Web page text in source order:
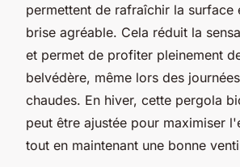
permettent de rafraîchir la surface
brise agréable. Cela réduit la
et permet de profiter pleinement
belvédère, même lors des
chaudes. En hiver, cette pergola
peut être ajustée pour maximiser
tout en maintenant une bonne